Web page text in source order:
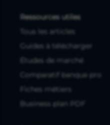
Ressources utiles
Tous les articles
Guides à télécharger
Études de marché
Comparatif banque pro
Fiches métiers
Business plan PDF